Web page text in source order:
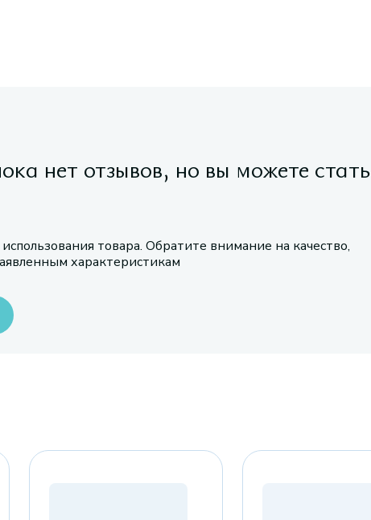
нет отзывов, но вы можете стать
товара. Обратите внимание на качество,
характеристикам